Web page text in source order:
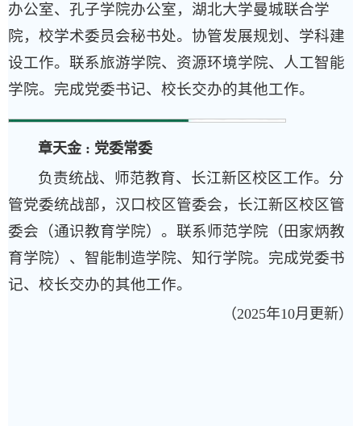
办公室、孔子学院办公室，湖北大学曼城联合学
院，校学术委员会秘书处。协管发展规划、学科建
设工作。联系旅游学院、资源环境学院、人工智能
学院。完成党委书记、校长交办的其他工作。
章天金 : 党委常委
负责统战、师范教育、长江新区校区工作。分
管党委统战部，汉口校区管委会，长江新区校区管
委会（通识教育学院）。联系师范学院（田家炳教
育学院）、智能制造学院、知行学院。完成党委书
记、校长交办的其他工作。
（2025年10月更新）